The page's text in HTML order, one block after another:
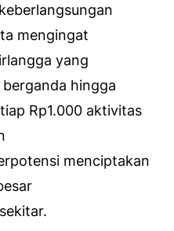
mengingat
yang
hingga
Rp1.000 aktivitas
menciptakan